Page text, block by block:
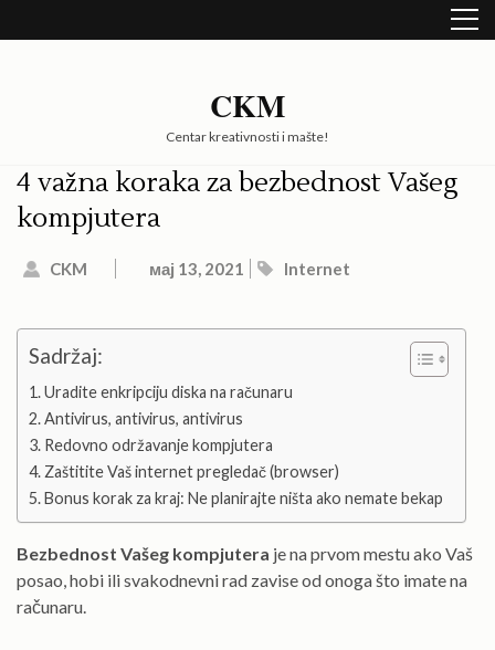
to
CKM
Centar kreativnosti i mašte!
4 važna koraka za bezbednost Vašeg
kompjutera
CKM мај 13, 2021 Internet
Sadržaj:
Uradite enkripciju diska na računaru
Antivirus, antivirus, antivirus
Redovno održavanje kompjutera
Zaštitite Vaš internet pregledač (browser)
Bonus korak za kraj: Ne planirajte ništa ako nemate bekap
Bezbednost Vašeg kompjutera je na prvom mestu ako Vaš
posao, hobi ili svakodnevni rad zavise od onoga što imate na
računaru.